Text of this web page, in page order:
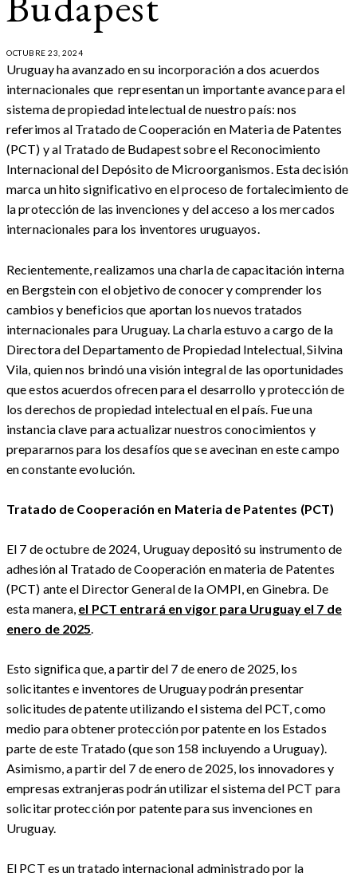
OCTUBRE 23, 2024
Uruguay ha avanzado en su incorporación a dos acuerdos
internacionales que representan un importante avance para el
sistema de propiedad intelectual de nuestro país: nos
referimos al Tratado de Cooperación en Materia de Patentes
(PCT) y al Tratado de Budapest sobre el Reconocimiento
Internacional del Depósito de Microorganismos. Esta decisión
marca un hito significativo en el proceso de fortalecimiento de
la protección de las invenciones y del acceso a los mercados
internacionales para los inventores uruguayos.
Recientemente, realizamos una charla de capacitación interna
en Bergstein con el objetivo de conocer y comprender los
cambios y beneficios que aportan los nuevos tratados
internacionales para Uruguay. La charla estuvo a cargo de la
Directora del Departamento de Propiedad Intelectual, Silvina
Vila, quien nos brindó una visión integral de las oportunidades
que estos acuerdos ofrecen para el desarrollo y protección de
los derechos de propiedad intelectual en el país. Fue una
instancia clave para actualizar nuestros conocimientos y
prepararnos para los desafíos que se avecinan en este campo
en constante evolución.
Tratado de Cooperación en Materia de Patentes (PCT)
El 7 de octubre de 2024, Uruguay depositó su instrumento de
adhesión al Tratado de Cooperación en materia de Patentes
(PCT) ante el Director General de la OMPI, en Ginebra. De
esta manera, el PCT entrará en vigor para Uruguay el 7 de
enero de 2025
Esto significa que, a partir del 7 de enero de 2025, los
solicitantes e inventores de Uruguay podrán presentar
solicitudes de patente utilizando el sistema del PCT, como
medio para obtener protección por patente en los Estados
parte de este Tratado (que son 158 incluyendo a Uruguay).
Asimismo, a partir del 7 de enero de 2025, los innovadores y
empresas extranjeras podrán utilizar el sistema del PCT para
solicitar protección por patente para sus invenciones en
Uruguay.
El PCT es un tratado internacional administrado por la